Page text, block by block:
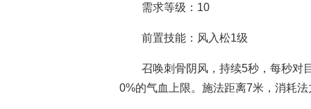
需求等级：10
前置技能：风入松1级
召唤刺骨阴风，持续5秒，每秒对
0%的气血上限。施法距离7米，消耗